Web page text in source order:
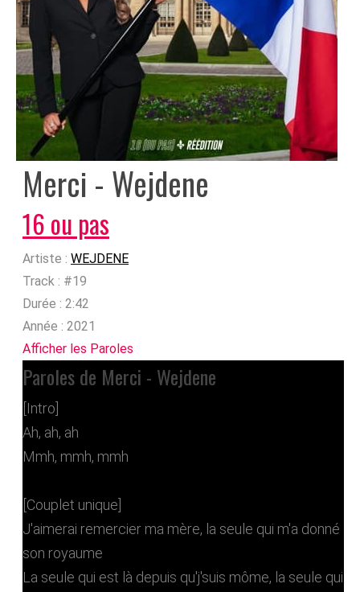
Merci - Wejdene
16 ou pas
Artiste : WEJDENE
Track : #19
Durée : 2:42
Année : 2021
Afficher les Paroles
Paroles de Merci - Wejdene
[Intro]
Ah, ah, ah
Mmh, mmh, mmh
[Couplet unique]
J'aimerai remercier ma mère, la seule qui m'a donné
son royaume
La seule qui est là depuis qu'j'suis môme, la seule qui